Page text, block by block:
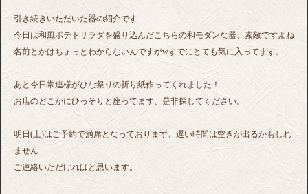
引き続きいただいた器の紹介です
今日は和風ポテトサラダを盛り込んだこちらの和モダンな器、素敵ですよね
名前とかはちょっとわからないんですがwすでにとても気に入ってます。
あと今日常連様がひな祭りの折り紙作ってくれました！
お店のどこかにひっそりと座ってます、是非探してください。
明日(土)はご予約で満席となっております、遅い時間は空きが出るかもしれ
ません
ご連絡いただければと思います。